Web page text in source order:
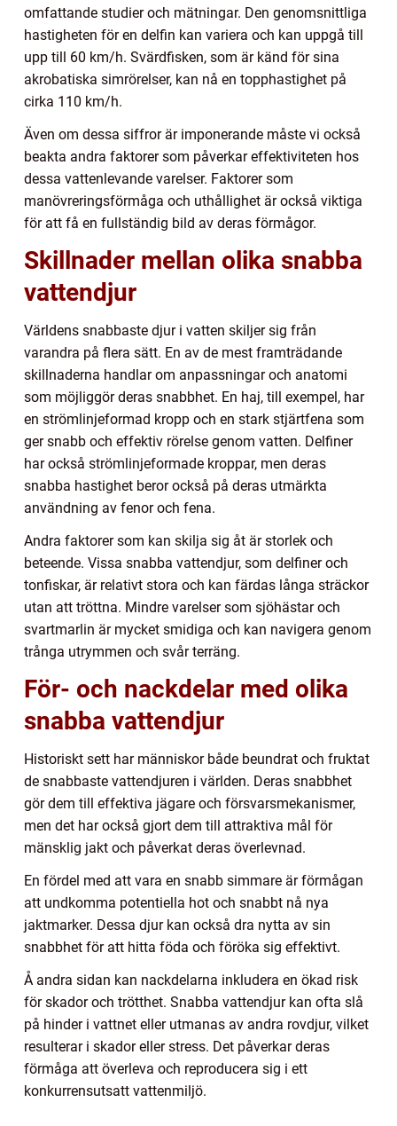
omfattande studier och mätningar. Den genomsnittliga
hastigheten för en delfin kan variera och kan uppgå till
upp till 60 km/h. Svärdfisken, som är känd för sina
akrobatiska simrörelser, kan nå en topphastighet på
cirka 110 km/h.
Även om dessa siffror är imponerande måste vi också
beakta andra faktorer som påverkar effektiviteten hos
dessa vattenlevande varelser. Faktorer som
manövreringsförmåga och uthållighet är också viktiga
för att få en fullständig bild av deras förmågor.
Skillnader mellan olika snabba
vattendjur
Världens snabbaste djur i vatten skiljer sig från
varandra på flera sätt. En av de mest framträdande
skillnaderna handlar om anpassningar och anatomi
som möjliggör deras snabbhet. En haj, till exempel, har
en strömlinjeformad kropp och en stark stjärtfena som
ger snabb och effektiv rörelse genom vatten. Delfiner
har också strömlinjeformade kroppar, men deras
snabba hastighet beror också på deras utmärkta
användning av fenor och fena.
Andra faktorer som kan skilja sig åt är storlek och
beteende. Vissa snabba vattendjur, som delfiner och
tonfiskar, är relativt stora och kan färdas långa sträckor
utan att tröttna. Mindre varelser som sjöhästar och
svartmarlin är mycket smidiga och kan navigera genom
trånga utrymmen och svår terräng.
För- och nackdelar med olika
snabba vattendjur
Historiskt sett har människor både beundrat och fruktat
de snabbaste vattendjuren i världen. Deras snabbhet
gör dem till effektiva jägare och försvarsmekanismer,
men det har också gjort dem till attraktiva mål för
mänsklig jakt och påverkat deras överlevnad.
En fördel med att vara en snabb simmare är förmågan
att undkomma potentiella hot och snabbt nå nya
jaktmarker. Dessa djur kan också dra nytta av sin
snabbhet för att hitta föda och föröka sig effektivt.
Å andra sidan kan nackdelarna inkludera en ökad risk
för skador och trötthet. Snabba vattendjur kan ofta slå
på hinder i vattnet eller utmanas av andra rovdjur, vilket
resulterar i skador eller stress. Det påverkar deras
förmåga att överleva och reproducera sig i ett
konkurrensutsatt vattenmiljö.